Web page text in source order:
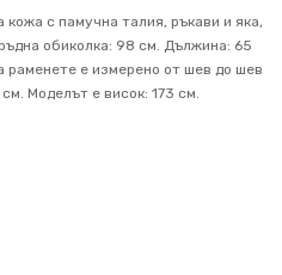
с памучна талия, ръкави и яка,
обиколка: 98 см. Дължина: 65
раменете е измерено от шев до шев
Mоделът е висок: 173 см.